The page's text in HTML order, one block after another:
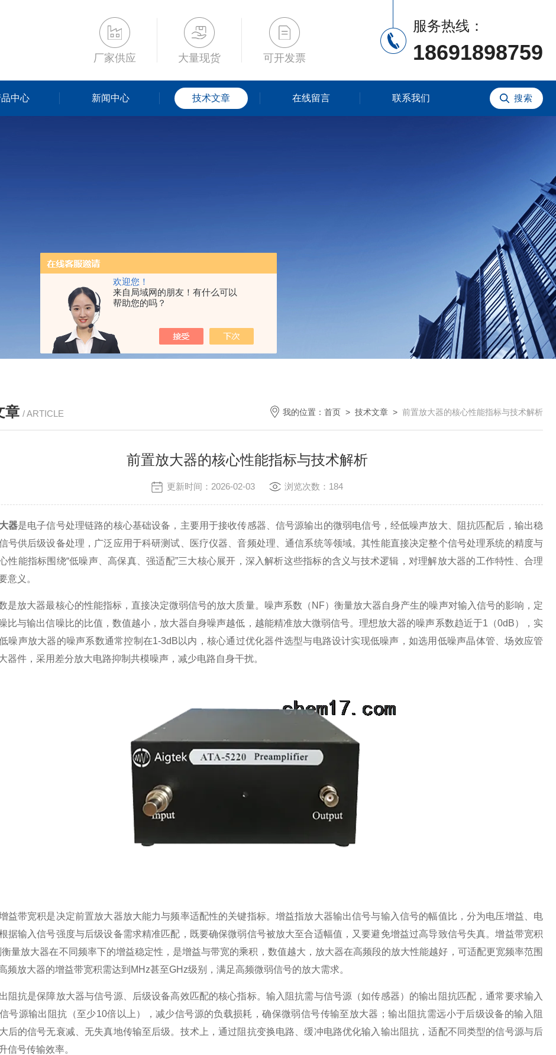
欢迎您！
来自局域网的朋友！有什么可以
帮助您的吗？
厂家供应 大量现货 可开发票
服务热线：
18691898759
中心 新闻中心 技术文章 在线留言 联系我们
章 / ARTICLE 我的位置： 首页 > 技术文章 > 前置放大器的核心性能指标与技术解析
前置放大器的核心性能指标与技术解析
更新时间：2026-02-03 浏览次数：184
器是电子信号处理链路的核心基础设备，主要用于接收传感器、信号源输出的微弱电信号，经低噪声放大、阻抗匹配后，输出稳
号供后级设备处理，广泛应用于科研测试、医疗仪器、音频处理、通信系统等领域。其性能直接决定整个信号处理系统的精度与
性能指标围绕“低噪声、高保真、强适配”三大核心展开，深入解析这些指标的含义与技术逻辑，对理解放大器的工作特性、合理
意义。
放大器最核心的性能指标，直接决定微弱信号的放大质量。噪声系数（NF）衡量放大器自身产生的噪声对输入信号的影响，定
比与输出信噪比的比值，数值越小，放大器自身噪声越低，越能精准放大微弱信号。理想放大器的噪声系数趋近于1（0dB），实
噪声放大器的噪声系数通常控制在1-3dB以内，核心通过优化器件选型与电路设计实现低噪声，如选用低噪声晶体管、场效应管
器件，采用差分放大电路抑制共模噪声，减少电路自身干扰。
带宽积是决定前置放大器放大能力与频率适配性的关键指标。增益指放大器输出信号与输入信号的幅值比，分为电压增益、电
据输入信号强度与后级设备需求精准匹配，既要确保微弱信号被放大至合适幅值，又要避免增益过高导致信号失真。增益带宽积
衡量放大器在不同频率下的增益稳定性，是增益与带宽的乘积，数值越大，放大器在高频段的放大性能越好，可适配更宽频率范围
频放大器的增益带宽积需达到MHz甚至GHz级别，满足高频微弱信号的放大需求。
抗是保障放大器与信号源、后级设备高效匹配的核心指标。输入阻抗需与信号源（如传感器）的输出阻抗匹配，通常要求输入
号源输出阻抗（至少10倍以上），减少信号源的负载损耗，确保微弱信号传输至放大器；输出阻抗需远小于后级设备的输入阻
后的信号无衰减、无失真地传输至后级。技术上，通过阻抗变换电路、缓冲电路优化输入输出阻抗，适配不同类型的信号源与后
信号传输效率。